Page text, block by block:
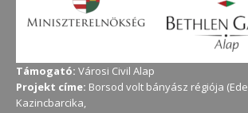
Támogató: Városi Civil Alap
Projekt címe: Borsod volt bányász régiója
Kazincbarcika,